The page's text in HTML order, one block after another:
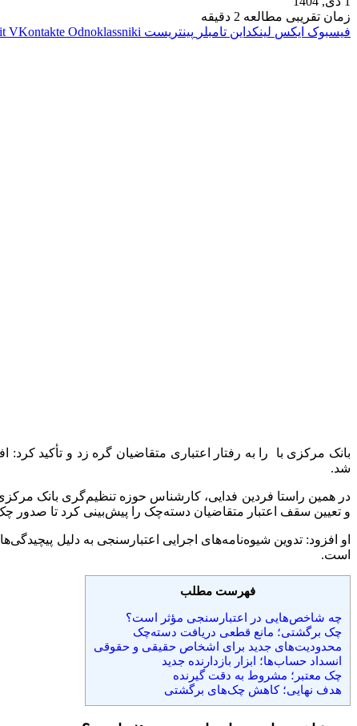
زمان تقریبی مطالعه 2 دقیقه
فیسبوک ایکس لینکداین تامبلر پینتریست VKontakte Odnoklassniki
بانک مرکزی با را به رفتار اعتباری متقاضیان گره زد و تأکید
شد.
و تعیین سقف اعتبار متقاضیان دسته‌چک را پیش‌بینی کرد تا صدور
او افزود: تدوین شیوه‌نامه‌های اجرایی اعتبارسنجی به دلیل
است.
فهرست مطلب
چه شاخص‌هایی در اعتبارسنجی مؤثر است؟
چک برگشتی؛ مانع قطعی دریافت دسته‌چک
محدودیت‌های جدید برای اشخاص حقیقی و حقوقی
انسداد حساب‌ها؛ ابزار بازدارنده جدید
چک معتبر؛ مشروط به دقت گیرنده
هدف نهایی؛ کاهش چک‌های برگشتی